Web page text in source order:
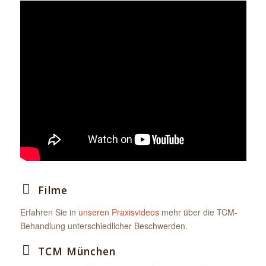
Filme
Erfahren Sie in unseren Praxisvideosmehr über die TCM-
Behandlung unterschiedlicher Beschwerden.
TCM München